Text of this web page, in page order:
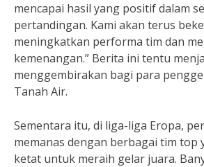
mencapai hasil yang positif dalam
pertandingan. Kami akan terus
meningkatkan performa tim dan
kemenangan.” Berita ini tentu
menggembirakan bagi para
Tanah Air.
Sementara itu, di liga-liga Eropa,
memanas dengan berbagai tim top
ketat untuk meraih gelar juara.